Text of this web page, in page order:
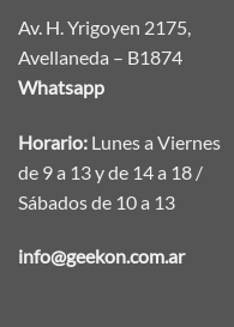
Av. H. Yrigoyen 2175,
Avellaneda – B1874
Whatsapp
Horario: Lunes a Viernes
de 9 a 13 y de 14 a 18 /
Sábados de 10 a 13
info@geekon.com.ar